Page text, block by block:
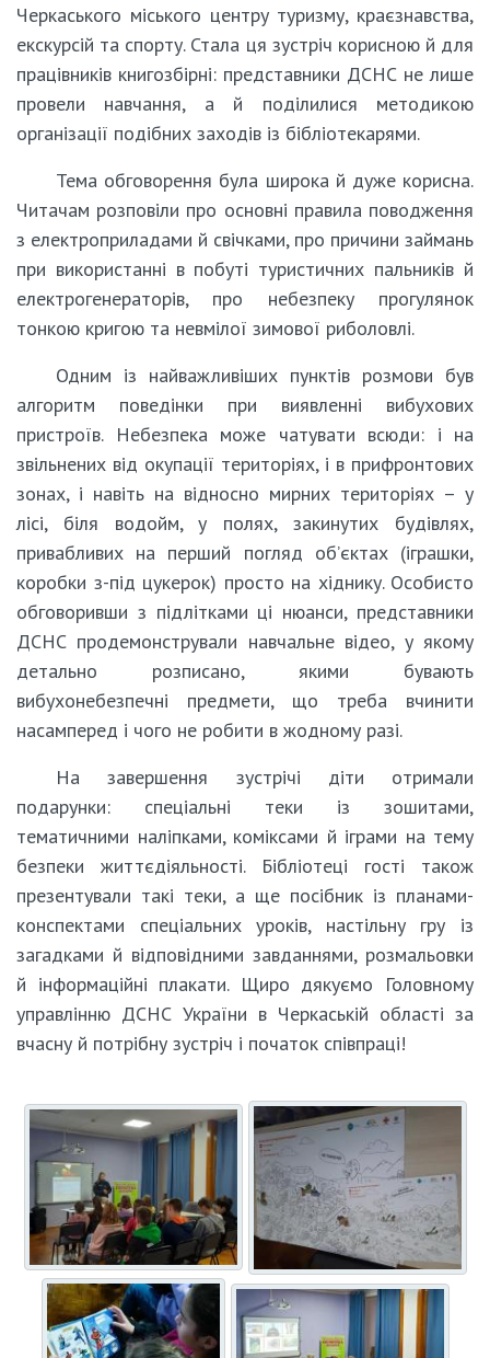
Черкаського міського центру туризму, краєзнавства,
екскурсій та спорту. Стала ця зустріч корисною й для
працівників книгозбірні: представники ДСНС не лише
провели навчання, а й поділилися методикою
організації подібних заходів із бібліотекарями.
Тема обговорення була широка й дуже корисна.
Читачам розповіли про основні правила поводження
з електроприладами й свічками, про причини займань
при використанні в побуті туристичних пальників й
електрогенераторів, про небезпеку прогулянок
тонкою кригою та невмілої зимової риболовлі.
Одним із найважливіших пунктів розмови був
алгоритм поведінки при виявленні вибухових
пристроїв. Небезпека може чатувати всюди: і на
звільнених від окупації територіях, і в прифронтових
зонах, і навіть на відносно мирних територіях – у
лісі, біля водойм, у полях, закинутих будівлях,
привабливих на перший погляд об’єктах (іграшки,
коробки з-під цукерок) просто на хіднику. Особисто
обговоривши з підлітками ці нюанси, представники
ДСНС продемонстрували навчальне відео, у якому
детально розписано, якими бувають
вибухонебезпечні предмети, що треба вчинити
насамперед і чого не робити в жодному разі.
На завершення зустрічі діти отримали
подарунки: спеціальні теки із зошитами,
тематичними наліпками, коміксами й іграми на тему
безпеки життєдіяльності. Бібліотеці гості також
презентували такі теки, а ще посібник із планами-
конспектами спеціальних уроків, настільну гру із
загадками й відповідними завданнями, розмальовки
й інформаційні плакати. Щиро дякуємо Головному
управлінню ДСНС України в Черкаській області за
вчасну й потрібну зустріч і початок співпраці!